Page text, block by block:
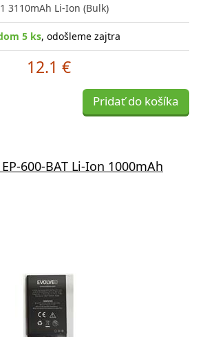
3110mAh Li-Ion (Bulk)
5 ks, odošleme zajtra
12.1 €
Pridať do košíka
600-BAT Li-Ion 1000mAh